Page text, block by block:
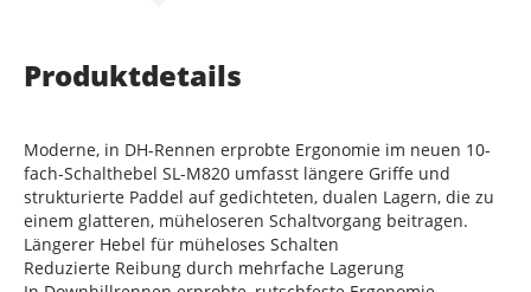
Produktdetails
Moderne, in DH-Rennen erprobte Ergonomie im neuen 10-
fach-Schalthebel SL-M820 umfasst längere Griffe und
strukturierte Paddel auf gedichteten, dualen Lagern, die zu
einem glatteren, müheloseren Schaltvorgang beitragen.
Längerer Hebel für müheloses Schalten
Reduzierte Reibung durch mehrfache Lagerung